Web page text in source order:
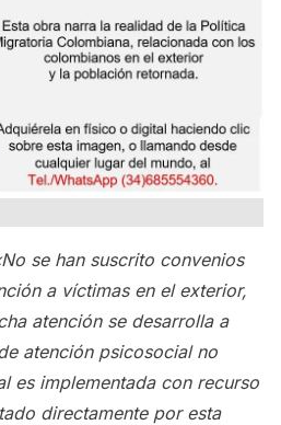
se han suscrito convenios
a víctimas en el exterior,
atención se desarrolla a
atención psicosocial no
es implementada con recurso
directamente por esta